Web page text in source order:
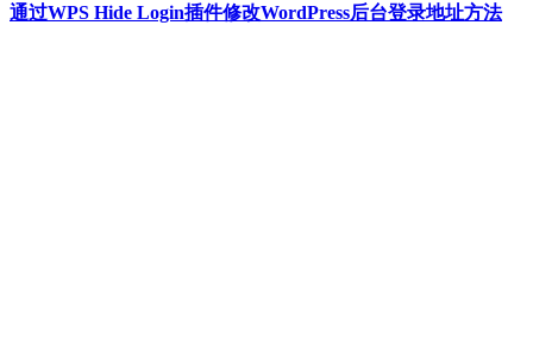
通过WPS Hide Login插件修改WordPress后台登录地址方法